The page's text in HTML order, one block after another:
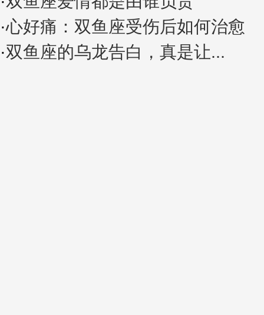
·心好痛：双鱼座受伤后如何治愈
·双鱼座的乌龙告白，真是让...